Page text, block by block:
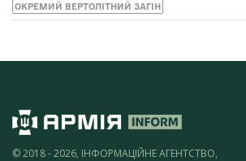
ОКРЕМИЙ ВЕРТОЛІТНИЙ ЗАГІН
© 2018 - 2026, ІНФОРМАЦІЙНЕ АГЕНТСТВО,